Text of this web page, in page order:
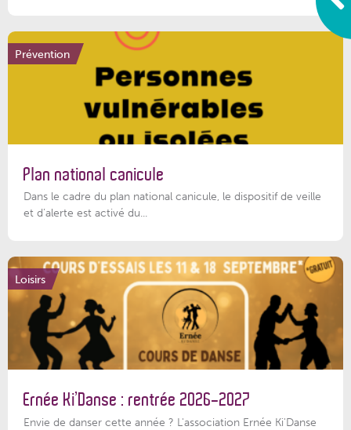
Prévention
Plan national canicule
Dans le cadre du plan national canicule, le dispositif de veille
et d’alerte est activé du...
Loisirs
Ernée Ki’Danse : rentrée 2026-2027
Envie de danser cette année ? L'association Ernée Ki'Danse